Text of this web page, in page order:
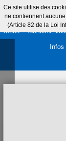
Ce site utilise des
ne contiennent
(Article 82 de la Loi
Menu Identifiez-